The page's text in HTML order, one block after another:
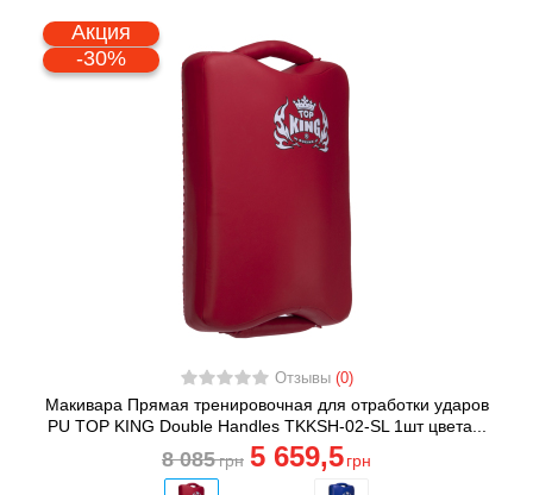
Акция
-30%
Отзывы (0)
Макивара Прямая тренировочная для отработки ударов
PU TOP KING Double Handles TKKSH-02-SL 1шт цвета...
8 085грн 5 659,5 грн